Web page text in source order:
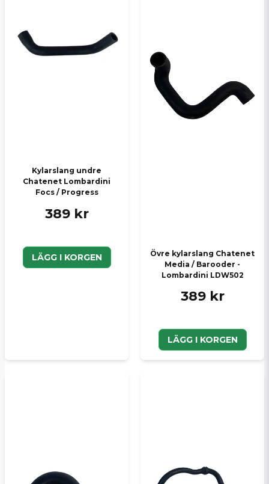
Kylarslang undre
Chatenet Lombardini
Focs / Progress
389 kr
LÄGG I KORGEN
Övre kylarslang Chatenet
Media / Barooder -
Lombardini LDW502
389 kr
LÄGG I KORGEN
Skicka en fråga